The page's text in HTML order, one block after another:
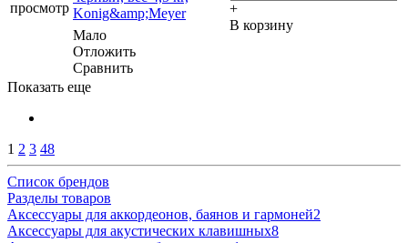
просмотр Konig&amp;Meyer
Мало
Отложить
Сравнить
+
В корзину
Показать еще
1 2 3 48
Список брендов
Разделы товаров
Аксессуары для аккордеонов, баянов и гармоней2
Аксессуары для акустических клавишных8